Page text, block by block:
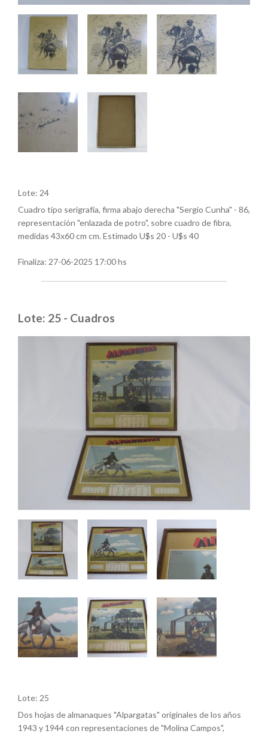
Lote: 24
Cuadro tipo serigrafía, firma abajo derecha "Sergio Cunha" - 86,
representación "enlazada de potro", sobre cuadro de fibra,
medidas 43x60 cm cm. Estimado U$s 20 - U$s 40
Finaliza: 27-06-2025 17:00 hs
Lote: 25 - Cuadros
Lote: 25
Dos hojas de almanaques "Alpargatas" originales de los años
1943 y 1944 con representaciones de "Molina Campos",